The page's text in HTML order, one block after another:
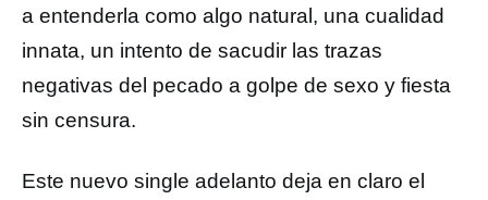
a entenderla como algo natural, una cualidad
innata, un intento de sacudir las trazas
negativas del pecado a golpe de sexo y fiesta
sin censura.
Este nuevo single adelanto deja en claro el